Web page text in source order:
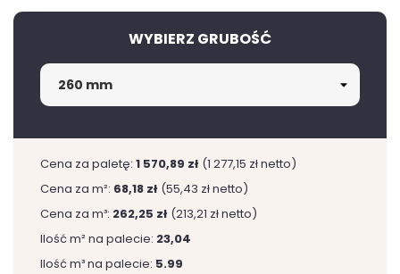
WYBIERZ GRUBOŚĆ
Cena za paletę: 1 570,89 zł (1 277,15 zł netto)
Cena za m²: 68,18 zł (55,43 zł netto)
Cena za m³: 262,25 zł (213,21 zł netto)
Ilość m² na palecie: 23,04
Ilość m³ na palecie: 5.99